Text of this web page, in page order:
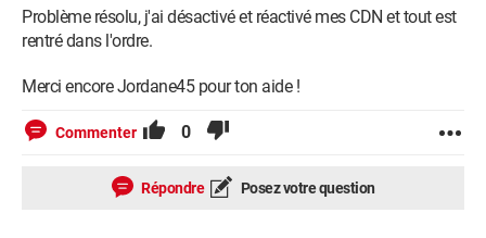
Problème résolu, j'ai désactivé et réactivé mes CDN et tout est
rentré dans l'ordre.
Merci encore Jordane45 pour ton aide !
Commenter 0
Répondre Posez votre question